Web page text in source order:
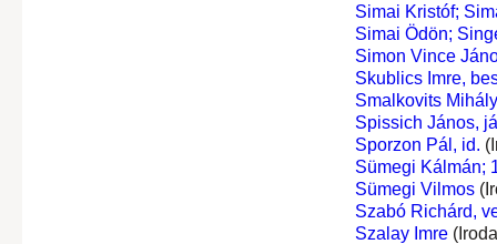
Simai Kristóf;
Simai Ödön;
Simon Vince
Skublics Imre,
Smalkovits Mihály
Spissich János,
Sporzon Pál, id.
Sümegi Kálmán;
Sümegi Vilmos
Szabó Richárd,
Szalay Imre